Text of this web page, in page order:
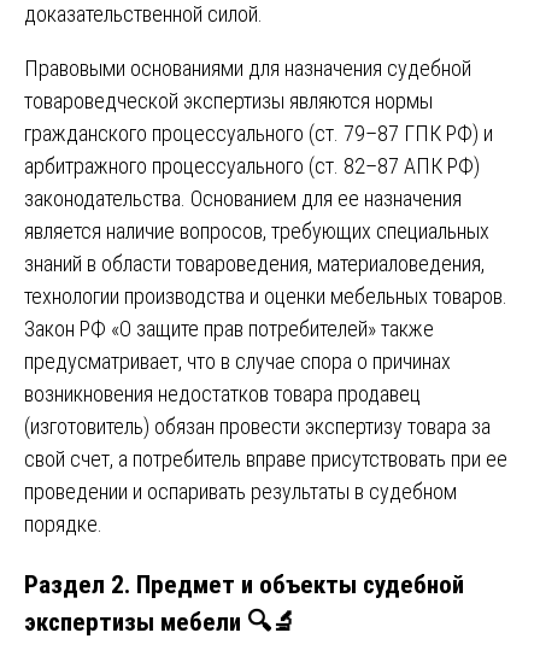
доказательственной силой.
Правовыми основаниями для назначения судебной
товароведческой экспертизы являются нормы
гражданского процессуального (ст. 79–87 ГПК РФ) и
арбитражного процессуального (ст. 82–87 АПК РФ)
законодательства. Основанием для ее назначения
является наличие вопросов, требующих специальных
знаний в области товароведения, материаловедения,
технологии производства и оценки мебельных товаров.
Закон РФ «О защите прав потребителей» также
предусматривает, что в случае спора о причинах
возникновения недостатков товара продавец
(изготовитель) обязан провести экспертизу товара за
свой счет, а потребитель вправе присутствовать при ее
проведении и оспаривать результаты в судебном
порядке.
Раздел 2. Предмет и объекты судебной
экспертизы мебели 🔍🔬